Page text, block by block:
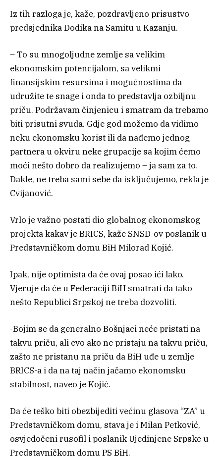
Iz tih razloga je, kaže, pozdravljeno prisustvo
predsjednika Dodika na Samitu u Kazanju.
– To su mnogoljudne zemlje sa velikim
ekonomskim potencijalom, sa velikmi
finansijskim resursima i mogućnostima da
udružite te snage i onda to predstavlja ozbiljnu
priču. Podržavam činjenicu i smatram da trebamo
biti prisutni svuda. Gdje god možemo da vidimo
neku ekonomsku korist ili da nađemo jednog
partnera u okviru neke grupacije sa kojim ćemo
moći nešto dobro da realizujemo – ja sam za to.
Dakle, ne treba sami sebe da isključujemo, rekla je
Cvijanović.
Vrlo je važno postati dio globalnog ekonomskog
projekta kakav je BRICS, kaže SNSD-ov poslanik u
Predstavničkom domu BiH Milorad Kojić.
Ipak, nije optimista da će ovaj posao ići lako.
Vjeruje da će u Federaciji BiH smatrati da tako
nešto Republici Srpskoj ne treba dozvoliti.
-Bojim se da generalno Bošnjaci neće pristati na
takvu priču, ali evo ako ne pristaju na takvu priču,
zašto ne pristanu na priču da BiH uđe u zemlje
BRICS-a i da na taj način jačamo ekonomsku
stabilnost, naveo je Kojić.
Da će teško biti obezbijediti većinu glasova “ZA” u
Predstavničkom domu, stava je i Milan Petković,
osvjedočeni rusofil i poslanik Ujedinjene Srpske u
Predstavničkom domu PS BiH.